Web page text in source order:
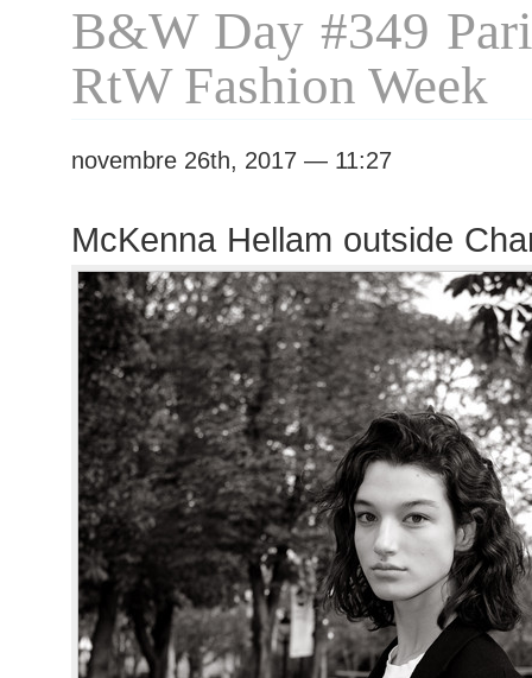
B&W Day #349
RtW Fashion Week
novembre 26th, 2017 — 11:27
McKenna Hellam outside